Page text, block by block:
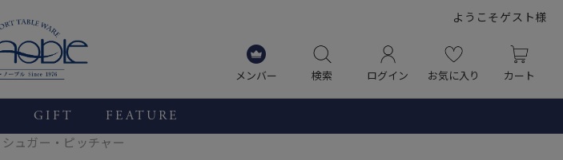
ようこそゲスト様
メンバー 検索 ログイン お気に入り カート
GIFT FEATURE
ュガー・ピッチャー